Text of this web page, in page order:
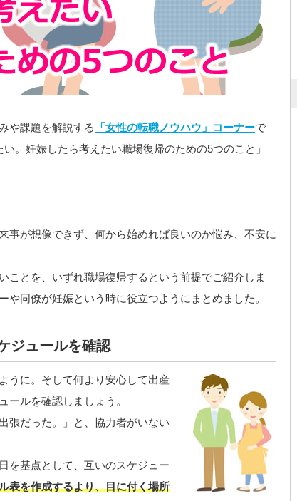
や課題を解説する 「女性の転職ノウハウ」コーナーで
。妊娠したら考えたい職場復帰のための5つのこと」
事が想像できず、何から始めれば良いのか悩み、不安に
ことを、いずれ職場復帰するという前提でご紹介しま
同僚が妊娠という時に役立つようにまとめました。
ジュールを確認
うに。そして何より安心して出産
ールを確認しましょう。
張だった。」と、協力者がいない
を基点として、互いのスケジュー
表を作成するより、目に付く場所